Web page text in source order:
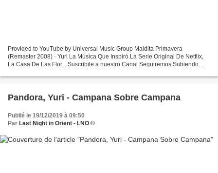
Provided to YouTube by Universal Music Group Maldita Primavera
(Remaster 2008) · Yuri La Música Que Inspiró La Serie Original De Netflix,
La Casa De Las Flor... Suscribite a nuestro Canal Seguiremos Subiendo
Pandora, Yuri - Campana Sobre Campana
Publié le 19/12/2019 à 09:50
Par Last Night in Orient - LNO ©